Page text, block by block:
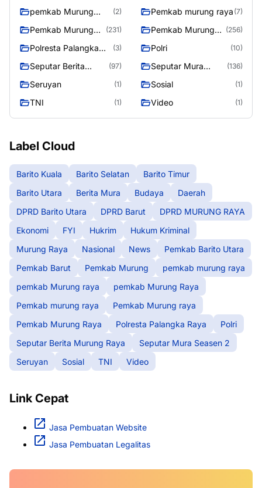
pemkab Murung
(2) Pemkab murung raya (7)
Pemkab Murung
(231)
Pemkab Murung
(256)
Polresta Palangka
(3) Polri (10)
Seputar Berita
(97)
Seputar Mura
(136)
Seruyan (1) Sosial (1)
TNI (1) Video (1)
Label Cloud
Barito Kuala Barito Selatan
Barito Timur
Barito Utara
Berita Mura Budaya
Daerah
DPRD Barito Utara
DPRD Barut
DPRD MURUNG RAYA
Ekonomi
FYI Hukrim
Hukum Kriminal
Murung Raya
Nasional News
Pemkab Barito Utara
Pemkab Barut
Pemkab Murung
pemkab murung raya
pemkab Murung raya
pemkab Murung Raya
Pemkab murung raya
Pemkab Murung raya
Pemkab Murung Raya
Polresta Palangka Raya
Polri
Seputar Berita Murung Raya
Seputar Mura Seasen 2
Seruyan
Sosial TNI Video
Link Cepat
Jasa Pembuatan Website
Jasa Pembuatan Legalitas